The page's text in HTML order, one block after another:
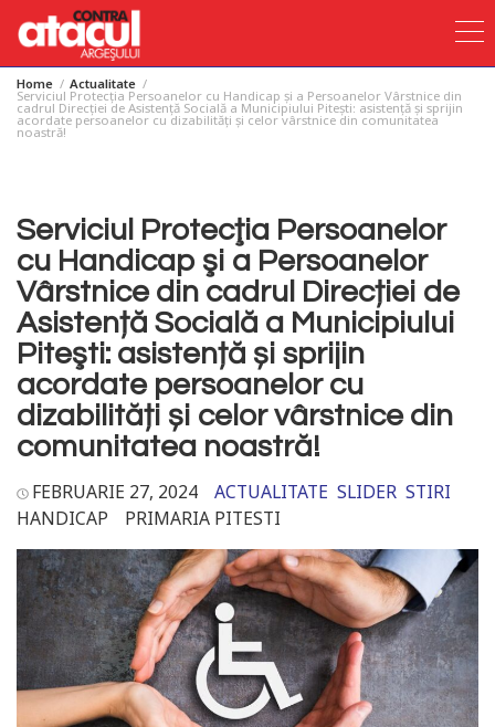
Skip
content
Home Actualitate
Serviciul Protecţia Persoanelor cu Handicap şi a Persoanelor Vârstnice din
cadrul Direcției de Asistență Socială a Municipiului Piteşti: asistență și sprijin
acordate persoanelor cu dizabilități și celor vârstnice din comunitatea
noastră!
Serviciul Protecţia Persoanelor
cu Handicap şi a Persoanelor
Vârstnice din cadrul Direcției de
Asistență Socială a Municipiului
Piteşti: asistență și sprijin
acordate persoanelor cu
dizabilități și celor vârstnice din
comunitatea noastră!
FEBRUARIE 27, 2024 ACTUALITATE SLIDER STIRI
HANDICAP
PRIMARIA PITESTI